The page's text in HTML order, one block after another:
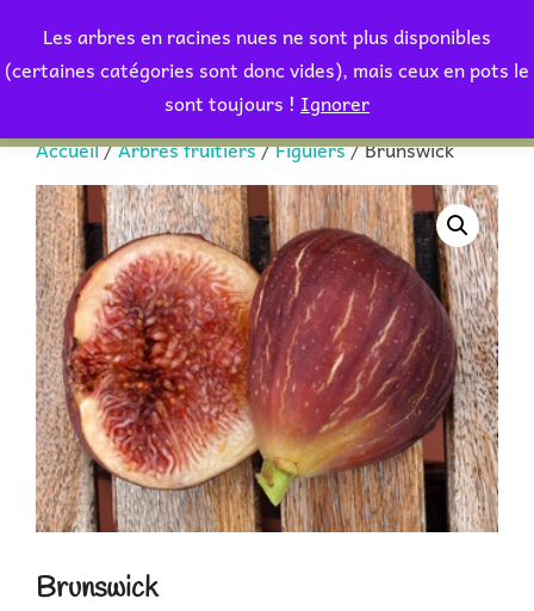
Les arbres en racines nues ne sont plus disponibles
(certaines catégories sont donc vides), mais ceux en pots le
sont toujours ! Ignorer
contenu
Rechercher :
Accueil/Arbres fruitiers/Figuiers/ Brunswick
Brunswick